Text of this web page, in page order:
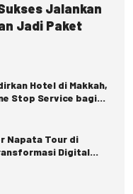
Jalankan
Jadi Paket
Hotel di Makkah,
Stop Service bagi
Napata Tour di
Digital